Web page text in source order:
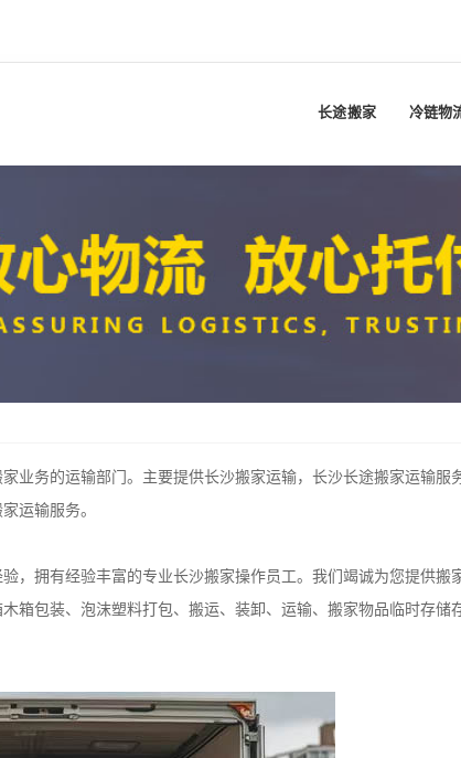
长途搬家 冷链物
业务的运输部门。主要提供长沙搬家运输，长沙长途搬家运输服
运输服务。
，拥有经验丰富的专业长沙搬家操作员工。我们竭诚为您提供搬
箱包装、泡沫塑料打包、搬运、装卸、运输、搬家物品临时存储